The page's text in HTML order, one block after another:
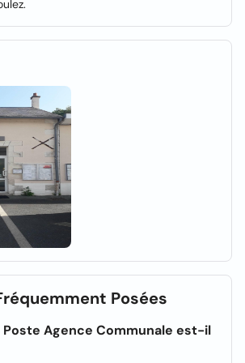
Posées
Poste Agence Communale est-il